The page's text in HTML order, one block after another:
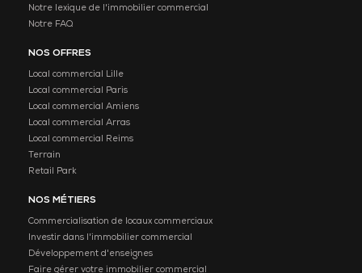
Notre lexique de l'immobilier commercial
Notre FAQ
NOS OFFRES
Local commercial Lille
Local commercial Paris
Local commercial Amiens
Local commercial Arras
Local commercial Reims
Terrain
Retail Park
NOS MÉTIERS
Commercialisation de locaux commerciaux
Investir dans l'immobilier commercial
Développement d'enseignes
Faire gérer votre immobilier commercial